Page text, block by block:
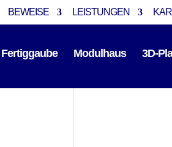
BEWEISE LEISTUNGEN
Fertiggaube Modulhaus 3D-